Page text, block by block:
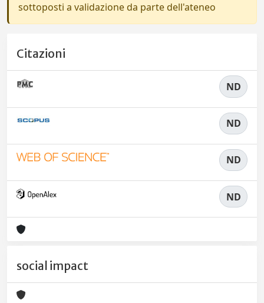
sottoposti a validazione da parte dell'ateneo
Citazioni
ND
ND
ND
ND
social impact